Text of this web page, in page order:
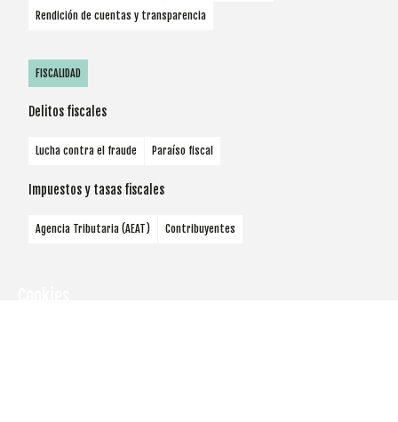
Rendición de cuentas y transparencia
FISCALIDAD
Delitos fiscales
Lucha contra el fraude Paraíso fiscal
Impuestos y tasas fiscales
Agencia Tributaria (AEAT) Contribuyentes